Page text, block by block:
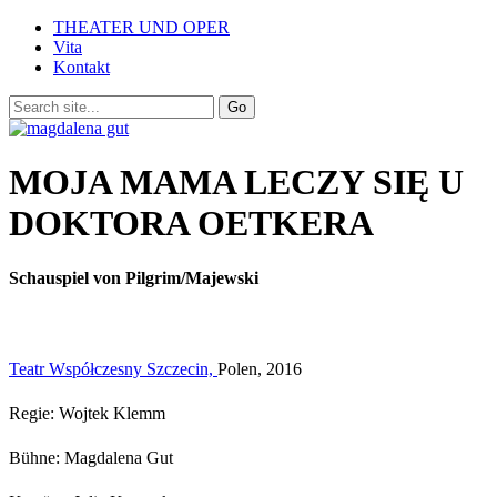
THEATER UND OPER
Vita
Kontakt
MOJA MAMA LECZY SIĘ U
DOKTORA OETKERA
Schauspiel von Pilgrim/Majewski
Teatr Współczesny Szczecin, Polen, 2016
Regie: Wojtek Klemm
Bühne: Magdalena Gut